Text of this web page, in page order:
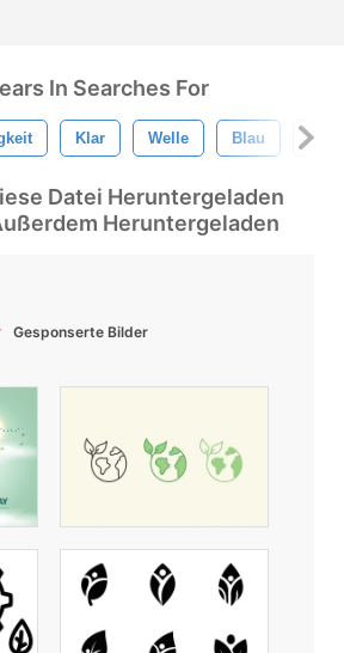
In Searches For
Klar Welle Blau
Datei Heruntergeladen
Heruntergeladen
Gesponserte Bilder